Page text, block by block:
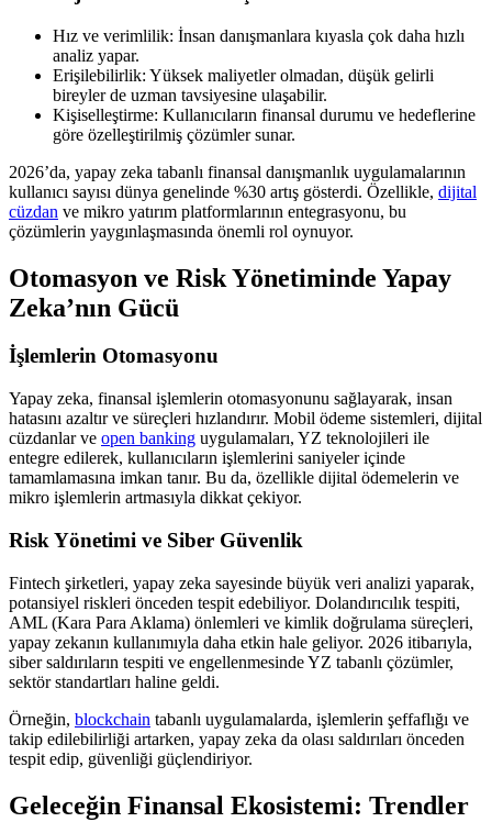
Hız ve verimlilik: İnsan danışmanlara kıyasla çok daha hızlı
analiz yapar.
Erişilebilirlik: Yüksek maliyetler olmadan, düşük gelirli
bireyler de uzman tavsiyesine ulaşabilir.
Kişiselleştirme: Kullanıcıların finansal durumu ve hedeflerine
göre özelleştirilmiş çözümler sunar.
2026’da, yapay zeka tabanlı finansal danışmanlık uygulamalarının
kullanıcı sayısı dünya genelinde %30 artış gösterdi. Özellikle, dijital
cüzdan ve mikro yatırım platformlarının entegrasyonu, bu
çözümlerin yaygınlaşmasında önemli rol oynuyor.
Otomasyon ve Risk Yönetiminde Yapay
Zeka’nın Gücü
İşlemlerin Otomasyonu
Yapay zeka, finansal işlemlerin otomasyonunu sağlayarak, insan
hatasını azaltır ve süreçleri hızlandırır. Mobil ödeme sistemleri, dijital
cüzdanlar ve open banking uygulamaları, YZ teknolojileri ile
entegre edilerek, kullanıcıların işlemlerini saniyeler içinde
tamamlamasına imkan tanır. Bu da, özellikle dijital ödemelerin ve
mikro işlemlerin artmasıyla dikkat çekiyor.
Risk Yönetimi ve Siber Güvenlik
Fintech şirketleri, yapay zeka sayesinde büyük veri analizi yaparak,
potansiyel riskleri önceden tespit edebiliyor. Dolandırıcılık tespiti,
AML (Kara Para Aklama) önlemleri ve kimlik doğrulama süreçleri,
yapay zekanın kullanımıyla daha etkin hale geliyor. 2026 itibarıyla,
siber saldırıların tespiti ve engellenmesinde YZ tabanlı çözümler,
sektör standartları haline geldi.
Örneğin, blockchain tabanlı uygulamalarda, işlemlerin şeffaflığı ve
takip edilebilirliği artarken, yapay zeka da olası saldırıları önceden
tespit edip, güvenliği güçlendiriyor.
Geleceğin Finansal Ekosistemi: Trendler